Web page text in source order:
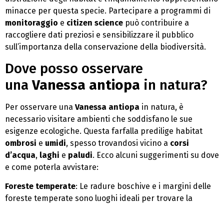
minacce per questa specie. Partecipare a programmi di
monitoraggio e citizen science può contribuire a
raccogliere dati preziosi e sensibilizzare il pubblico
sull’importanza della conservazione della biodiversità.
Dove posso osservare
unaVanessa antiopa in natura?
Per osservare una Vanessa antiopa in natura, è
necessario visitare ambienti che soddisfano le sue
esigenze ecologiche. Questa farfalla predilige habitat
ombrosi e umidi, spesso trovandosi vicino a corsi
d’acqua, laghi e paludi. Ecco alcuni suggerimenti su dove
e come poterla avvistare:
Foreste temperate: Le radure boschive e i margini delle
foreste temperate sono luoghi ideali per trovare la